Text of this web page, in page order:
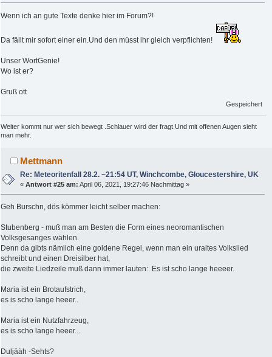
Wenn ich an gute Texte denke hier im Forum?!
Da fällt mir sofort einer ein.Und den müsst ihr gleich verpflichten!
Unser WortGenie!
Wo ist er?
Gruß ott
Gespeichert
Weiter kommt nur wer sich bewegt .Schlauer wird der fragt.Und mit offenen Augen sieht
man mehr.
Mettmann
Re: Meteoritenfall 28.2. ~21:54 UT, Winchcombe, Gloucestershire, UK
«Antwort #25 am: April 06, 2021, 19:27:46 Nachmittag »
Geh Burschn, dös kömmer leicht selber machen:
Stubenberg - muß man am Besten die Form eines neoromantischen
Volksgesanges wählen.
Denn da gibts nämlich eine goldene Regel, wenn man ein uraltes Volkslied
schreibt und einen Dreisilber hat,
die zweite Liedzeile muß dann immer lauten: Es ist scho lange heeeer.
Maria ist ein Brotaufstrich,
es is scho lange heeer..
Maria ist ein Nutzfahrzeug,
es is scho lange heeer...
Duljääh -Sehts?